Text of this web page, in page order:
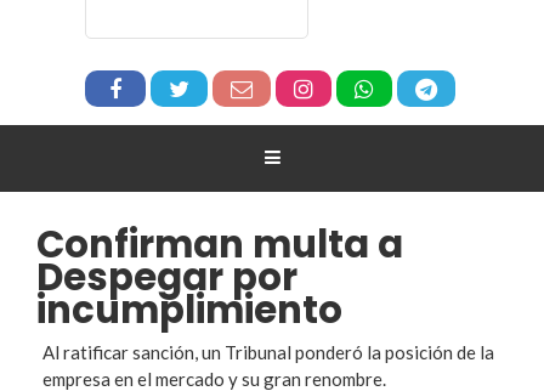
Confirman multa a
Despegar por
incumplimiento
Al ratificar sanción, un Tribunal ponderó la posición de la
empresa en el mercado y su gran renombre.